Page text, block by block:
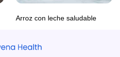
Arroz con leche saludable